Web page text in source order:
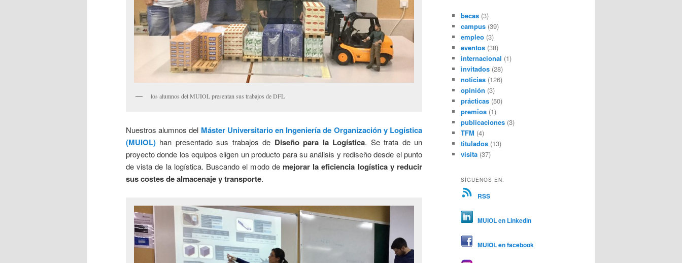
los alumnos del MUIOL presentan sus trabajos de DFL
Nuestros alumnos del Máster Universitario en Ingeniería de Organización y Logística
(MUIOL) han presentado sus trabajos de Diseño para la Logística. Se trata de un
proyecto donde los equipos eligen un producto para su análisis y rediseño desde el punto
de vista de la logística. Buscando el modo de mejorar la eficiencia logística y reducir
sus costes de almacenaje y transporte.
becas (3)
campus (39)
empleo (3)
eventos (38)
internacional (1)
invitados (28)
noticias (126)
opinión (3)
prácticas (50)
premios (1)
publicaciones (3)
TFM (4)
titulados (13)
visita (37)
SÍGUENOS EN:
RSS
MUIOL en Linkedin
MUIOL en facebook